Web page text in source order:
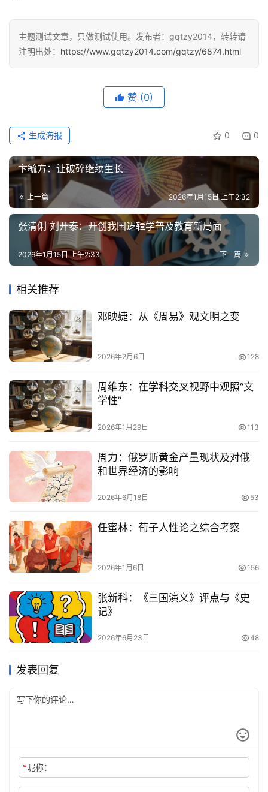
主题测试文章，只做测试使用。发布者：gqtzy2014，转转请
注明出处： https://www.gqtzy2014.com/gqtzy/6874.html
赞 (0)
0 0
生成海报
卞毓方：让破碎继续生长
上一篇 2026年1月15日 上午2:32
张清俐 刘开泰：开创我国逻辑学普及教育新局面
下一篇
2026年1月15日 上午2:33
相关推荐
邓映婕：从《周易》观文明之变
2026年2月6日 128
周维东：在学科交叉视野中观照“文
学性”
2026年1月29日 113
周力：俄罗斯黄金产量现状及对俄
和世界经济的影响
2026年6月18日 53
任蜜林：荀子人性论之综合考察
2026年1月6日 156
张新科：《三国演义》评点与《史
记》
2026年6月23日 48
发表回复
*昵称：